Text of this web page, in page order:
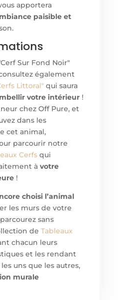
apportera
paisible et
Sur Fond Noir"
également
Littoral"qui saura
votre intérieur!
chez Off Pure, et
dans les
cet animal,
parcourir notre
Cerfsqui
à votre
!
choisi l’animal
les murs de votre
sans
de Tableaux
chacun leurs
et les rendant
uns que les autres,
murale